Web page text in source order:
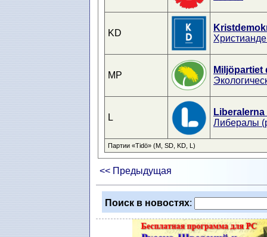
KD
MP
Miljöpartiet
L
Liberalerna
Либералы
Партии «Tidö» (M, SD, KD, L)
<< Предыдущая
Поиск в новостях: